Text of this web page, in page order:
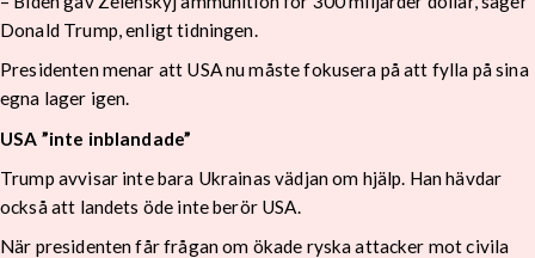
Donald Trump, enligt tidningen.
Presidenten menar att USA nu måste fokusera på att fylla på sina
egna lager igen.
USA ”inte inblandade”
Trump avvisar inte bara Ukrainas vädjan om hjälp. Han hävdar
också att landets öde inte berör USA.
När presidenten får frågan om ökade ryska attacker mot civila